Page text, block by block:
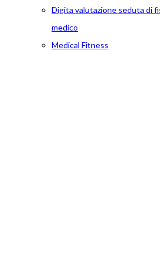
Digita valutazione seduta di
medico
Medical Fitness